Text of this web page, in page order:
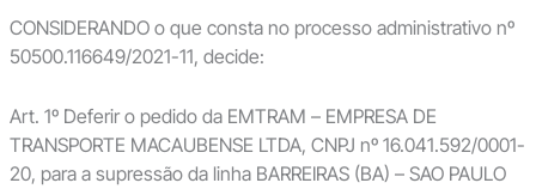
CONSIDERANDO o que consta no processo administrativo nº
50500.116649/2021-11, decide:
Art. 1º Deferir o pedido da EMTRAM – EMPRESA DE
TRANSPORTE MACAUBENSE LTDA, CNPJ nº 16.041.592/0001-
20, para a supressão da linha BARREIRAS (BA) – SAO PAULO